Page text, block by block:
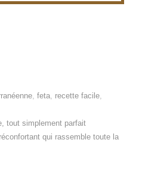
, feta, recette facile,
tout simplement parfait
qui rassemble toute la